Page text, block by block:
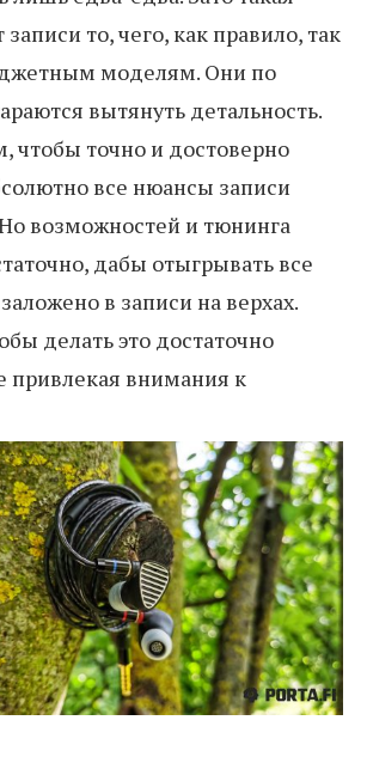
то, чего, как правило, так
моделям. Они по
вытянуть детальность.
чтобы точно и достоверно
все нюансы записи
возможностей и тюнинга
дабы отыгрывать все
в записи на верхах.
делать это достаточно
привлекая внимания к